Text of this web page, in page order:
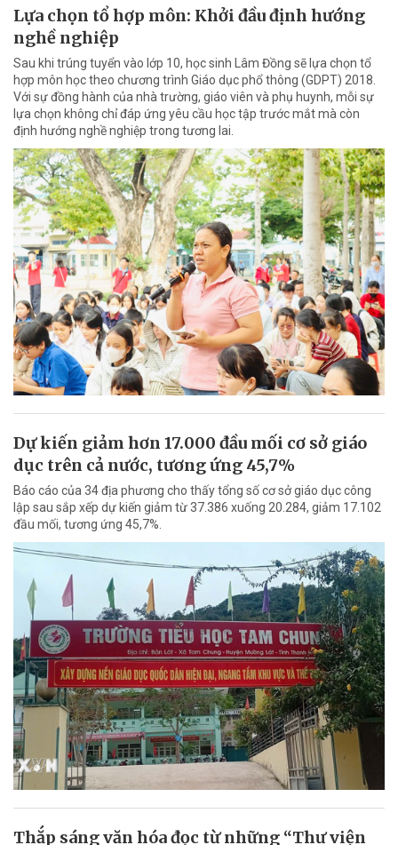
Lựa chọn tổ hợp môn: Khởi đầu định hướng
nghề nghiệp
Sau khi trúng tuyển vào lớp 10, học sinh Lâm Đồng sẽ lựa chọn tổ
hợp môn học theo chương trình Giáo dục phổ thông (GDPT) 2018.
Với sự đồng hành của nhà trường, giáo viên và phụ huynh, mỗi sự
lựa chọn không chỉ đáp ứng yêu cầu học tập trước mắt mà còn
định hướng nghề nghiệp trong tương lai.
Dự kiến giảm hơn 17.000 đầu mối cơ sở giáo
dục trên cả nước, tương ứng 45,7%
Báo cáo của 34 địa phương cho thấy tổng số cơ sở giáo dục công
lập sau sắp xếp dự kiến giảm từ 37.386 xuống 20.284, giảm 17.102
đầu mối, tương ứng 45,7%.
Thắp sáng văn hóa đọc từ những “Thư viện